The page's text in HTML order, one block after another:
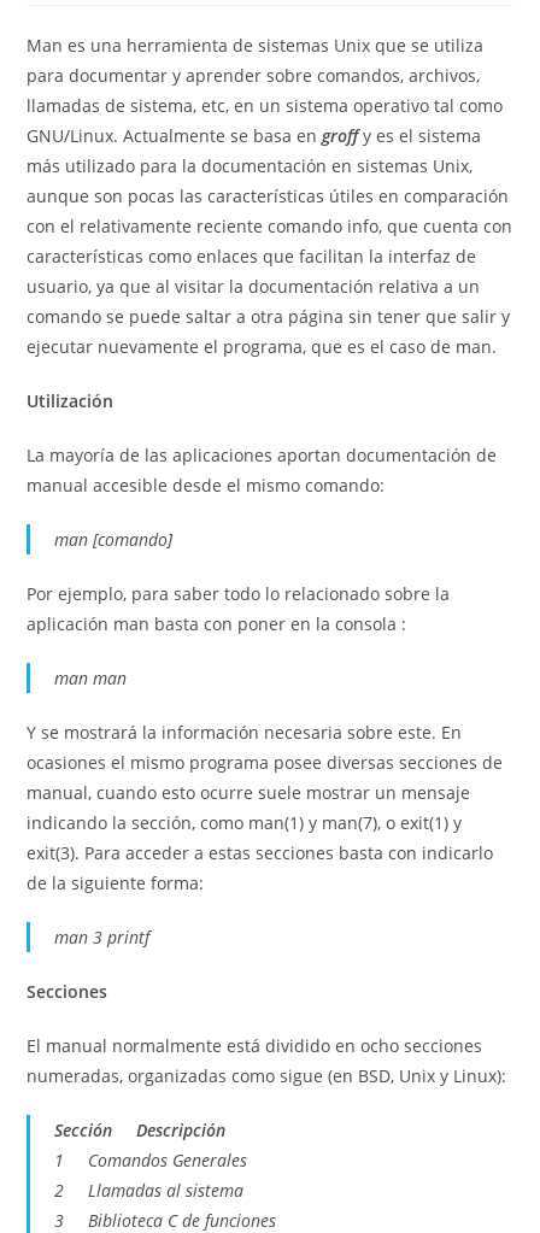
entrada:
Man es una herramienta de sistemas Unix que se utiliza
para documentar y aprender sobre comandos, archivos,
llamadas de sistema, etc, en un sistema operativo tal como
GNU/Linux. Actualmente se basa engroffy es el sistema
más utilizado para la documentación en sistemas Unix,
aunque son pocas las características útiles en comparación
con el relativamente reciente comando info, que cuenta con
características como enlaces que facilitan la interfaz de
usuario, ya que al visitar la documentación relativa a un
comando se puede saltar a otra página sin tener que salir y
ejecutar nuevamente el programa, que es el caso de man.
Utilización
La mayoría de las aplicaciones aportan documentación de
manual accesible desde el mismo comando:
man [comando]
Por ejemplo, para saber todo lo relacionado sobre la
aplicación man basta con poner en la consola :
man man
Y se mostrará la información necesaria sobre este. En
ocasiones el mismo programa posee diversas secciones de
manual, cuando esto ocurre suele mostrar un mensaje
indicando la sección, como man(1) y man(7), o exit(1) y
exit(3). Para acceder a estas secciones basta con indicarlo
de la siguiente forma:
man 3 printf
Secciones
El manual normalmente está dividido en ocho secciones
numeradas, organizadas como sigue (en BSD, Unix y Linux):
Sección Descripción
1 Comandos Generales
2 Llamadas al sistema
3 Biblioteca C de funciones